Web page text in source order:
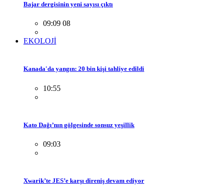
Bajar dergisinin yeni sayısı çıktı
09:09 08
EKOLOJİ
Kanada'da yangın: 20 bin kişi tahliye edildi
10:55
Kato Dağı’nın gölgesinde sonsuz yeşillik
09:03
Xwarik’te JES’e karşı direniş devam ediyor